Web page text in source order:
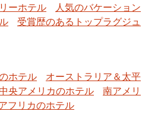
ーホテル
人気のバケーション
受賞歴のあるトップラグジュ
ホテル
オーストラリア＆太平
央アメリカのホテル
南アメリ
フリカのホテル